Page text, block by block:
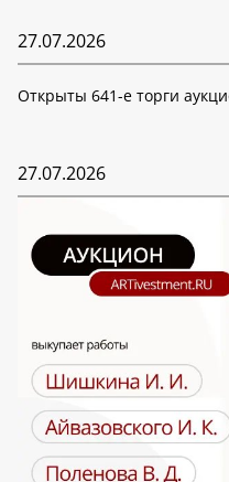
27.07.2026
Открыты 641-е торги
27.07.2026